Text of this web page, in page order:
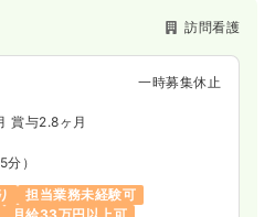
訪問看護
一時募集休止
賞与2.8ヶ月
分）
担当業務未経験可